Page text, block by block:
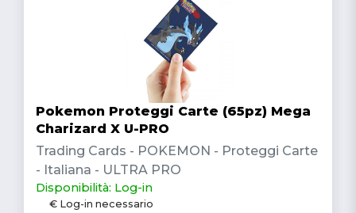
Pokemon Proteggi Carte (65pz) Mega
Charizard X U-PRO
Trading Cards - POKEMON - Proteggi Carte
- Italiana - ULTRA PRO
Disponibilità: Log-in
€ Log-in necessario